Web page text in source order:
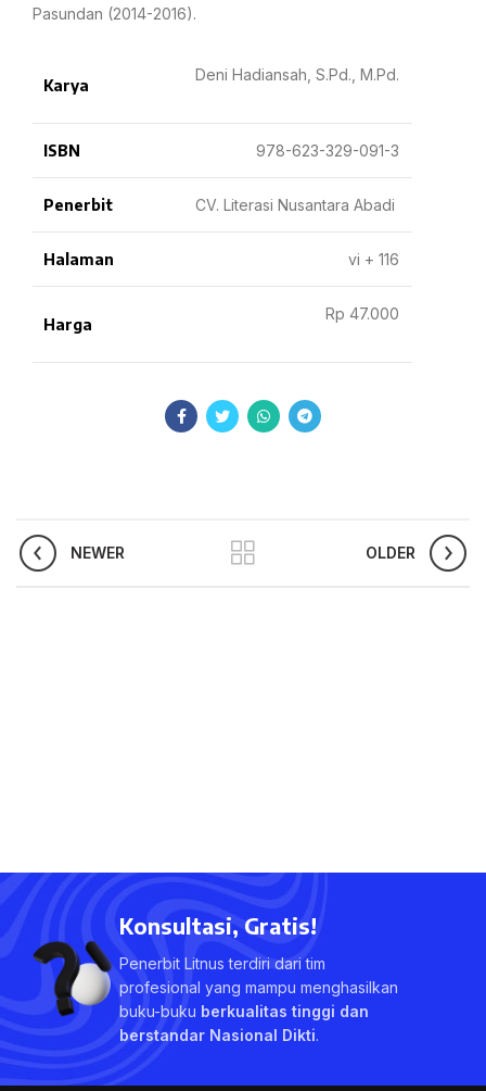
Pasundan (2014-2016).
Karya
Deni Hadiansah, S.Pd., M.Pd.
ISBN 978-623-329-091-3
Penerbit CV. Literasi Nusantara Abadi
Halaman vi + 116
Harga
Rp 47.000
NEWER OLDER
Konsultasi, Gratis!
Penerbit Litnus terdiri dari tim
profesional yang mampu menghasilkan
buku-buku berkualitas tinggi dan
berstandar Nasional Dikti.